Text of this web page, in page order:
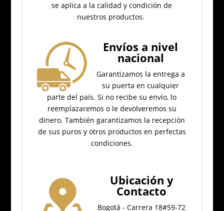
se aplica a la calidad y condición de
nuestros productos.
Envíos a nivel
nacional
Garantizamos la entrega a
su puerta en cualquier
parte del país. Si no recibe su envío, lo
reemplazaremos o le devolveremos su
dinero. También garantizamos la recepción
de sus puros y otros productos en perfectas
condiciones.
Ubicación y
Contacto
Bogotá - Carrera 18#59-72